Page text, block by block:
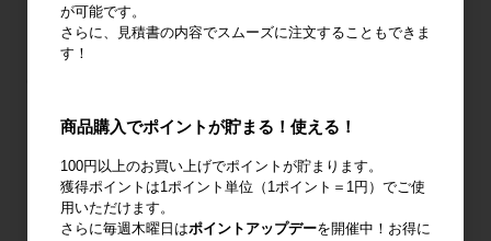
移動を含め、当該機器、電子媒体等を持ち運ぶ場合、容易に
個人データが判明しないよう措置を実施しています。
アクセス制御を実施して、担当者及び取り扱う個人情報デー
個人データを取り扱う情報システムを外部からの不正アクセ
ス又は不正ソフトウェアから保護する仕組みを導入していま
す。
が可能です。
さらに、見積書の内容でスムーズに注文することもできま
す！
商品購入でポイントが貯まる！使える！
100円以上のお買い上げでポイントが貯まります。
獲得ポイントは1ポイント単位（1ポイント＝1円）でご使
用いただけます。
さらに毎週木曜日はポイントアップデーを開催中！お得に